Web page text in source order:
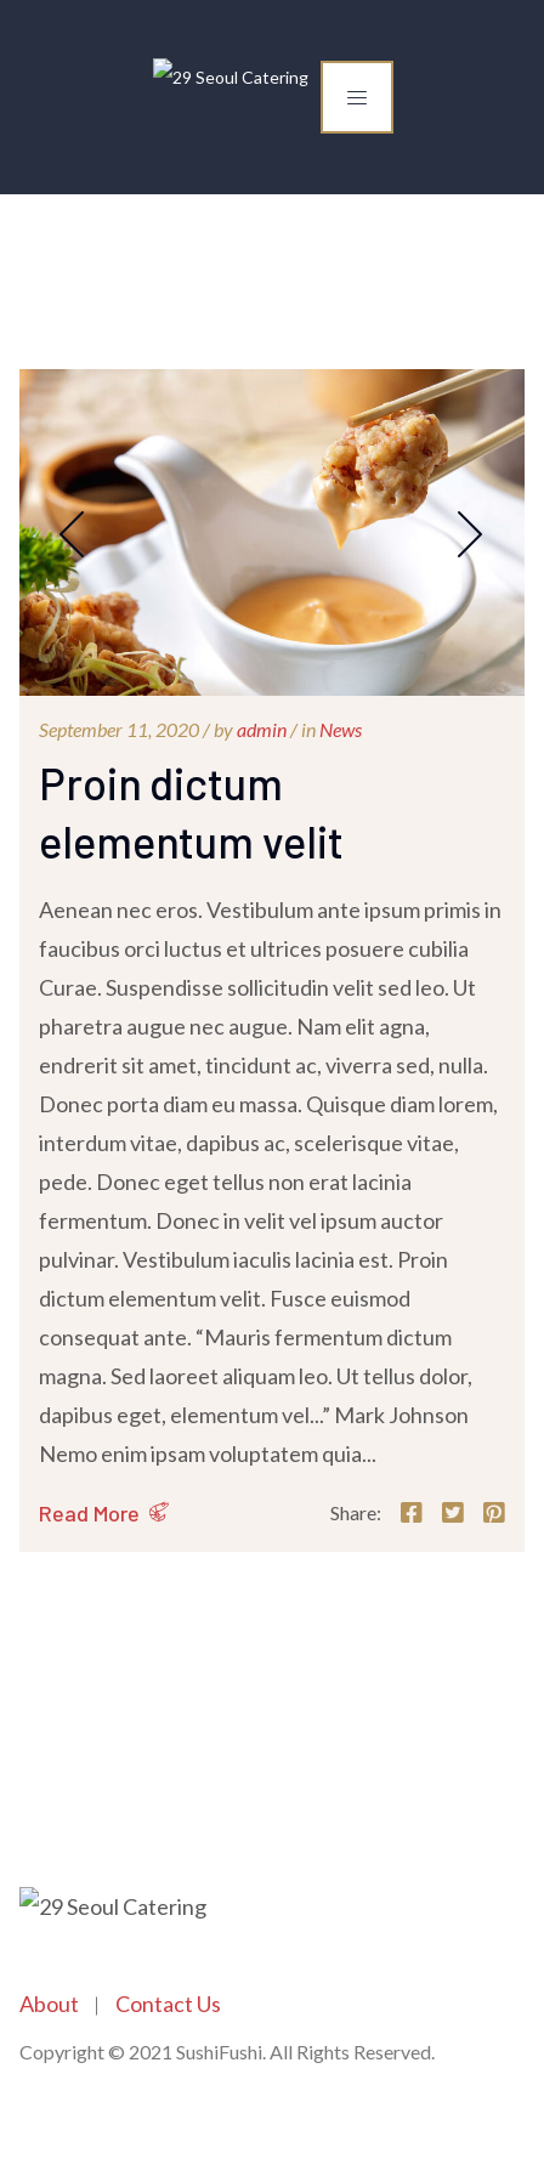
September 11, 2020 /byadmin/ in News
Proin dictum
elementum velit
Aenean nec eros. Vestibulum ante ipsum primis in
faucibus orci luctus et ultrices posuere cubilia
Curae. Suspendisse sollicitudin velit sed leo. Ut
pharetra augue nec augue. Nam elit agna,
endrerit sit amet, tincidunt ac, viverra sed, nulla.
Donec porta diam eu massa. Quisque diam lorem,
interdum vitae, dapibus ac, scelerisque vitae,
pede. Donec eget tellus non erat lacinia
fermentum. Donec in velit vel ipsum auctor
pulvinar. Vestibulum iaculis lacinia est. Proin
dictum elementum velit. Fusce euismod
consequat ante. “Mauris fermentum dictum
magna. Sed laoreet aliquam leo. Ut tellus dolor,
dapibus eget, elementum vel...” Mark Johnson
Nemo enim ipsam voluptatem quia...
Read More Share:
About Contact Us
Copyright © 2021 SushiFushi. All Rights Reserved.